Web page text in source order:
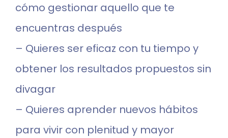
cómo gestionar aquello que te
encuentras después
– Quieres ser eficaz con tu tiempo y
obtener los resultados propuestos sin
divagar
– Quieres aprender nuevos hábitos
para vivir con plenitud y mayor